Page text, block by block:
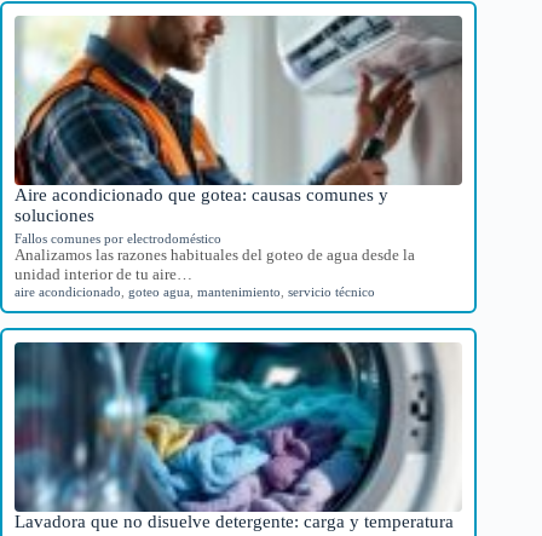
Aire acondicionado que gotea: causas comunes y
soluciones
Fallos comunes por electrodoméstico
Analizamos las razones habituales del goteo de agua desde la
unidad interior de tu aire…
aire acondicionado goteo agua mantenimiento servicio técnico
Lavadora que no disuelve detergente: carga y temperatura